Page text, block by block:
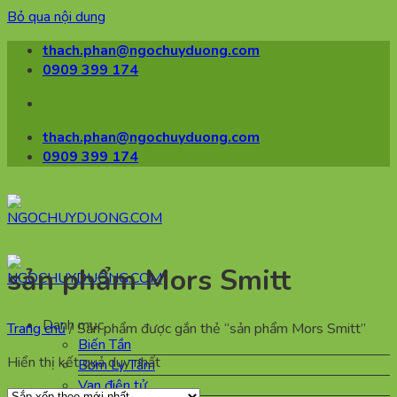
Bỏ qua nội dung
thach.phan@ngochuyduong.com
0909 399 174
thach.phan@ngochuyduong.com
0909 399 174
Danh mục
Biến Tần
Bơm Ly Tâm
Van điện tử
sản phẩm Mors Smitt
Trang chủ/Sản phẩm được gắn thẻ “sản phẩm Mors Smitt”
Hiển thị kết quả duy nhất